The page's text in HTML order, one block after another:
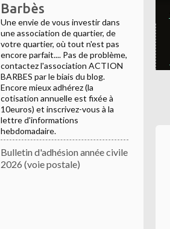
Barbès
Une envie de vous investir dans
une association de quartier, de
votre quartier, où tout n'est pas
encore parfait.... Pas de problème,
contactez l'association ACTION
BARBES par le biais du blog.
Encore mieux adhérez (la
cotisation annuelle est fixée à
10euros) et inscrivez-vous à la
lettre d'informations
hebdomadaire.
Bulletin d'adhésion année civile
2026 (voie postale)